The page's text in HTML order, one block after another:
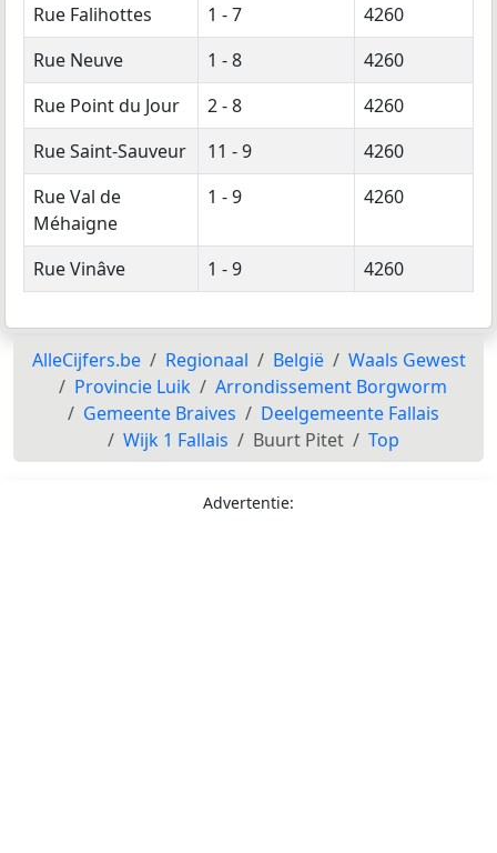
Rue Falihottes 1 - 7
4260
Rue Neuve
1 - 8
4260
Rue Point du Jour
2 - 8
4260
Rue Saint-Sauveur
11 - 9
4260
Rue Val de
Méhaigne
1 - 9 4260
Rue Vinâve 1 - 9 4260
AlleCijfers.be Regionaal België
Waals Gewest
Provincie Luik
Arrondissement Borgworm
Gemeente Braives
Deelgemeente Fallais
Wijk 1 Fallais
Buurt Pitet Top
Advertentie: